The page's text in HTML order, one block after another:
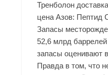
Тренболон
цена Азов: Пептид
Запасы
52,6 млрд
запасы оценивают
Правда в том, что